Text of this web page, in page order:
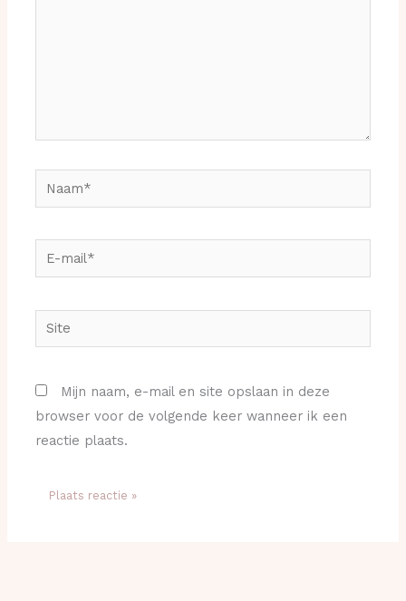
Naam*
E-
mail*
Site
Mijn naam, e-mail en site opslaan in deze
browser voor de volgende keer wanneer ik een
reactie plaats.